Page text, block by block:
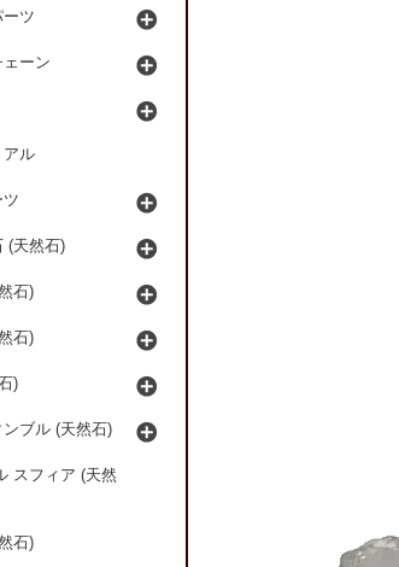
ーツ
ーン
アル
ツ
(天然石)
石)
石)
)
ンブル (天然石)
スフィア (天然
石)